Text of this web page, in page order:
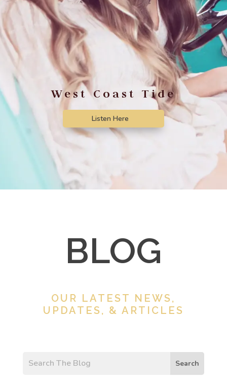
West Coast Tide
Listen Here
BLOG
OUR LATEST NEWS,
UPDATES, & ARTICLES